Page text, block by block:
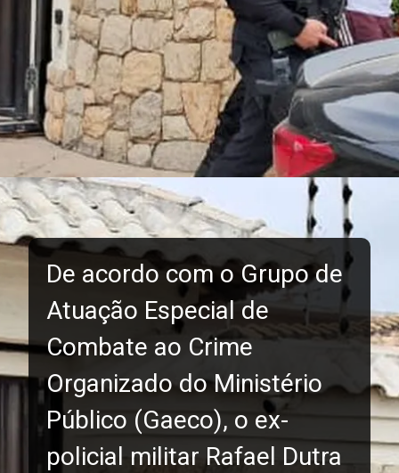
De acordo com o Grupo de
Atuação Especial de
Combate ao Crime
Organizado do Ministério
Público (Gaeco), o ex-
policial militar Rafael Dutra